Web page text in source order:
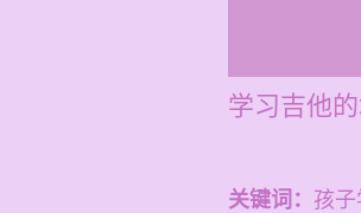
学习吉他
关键词： 孩